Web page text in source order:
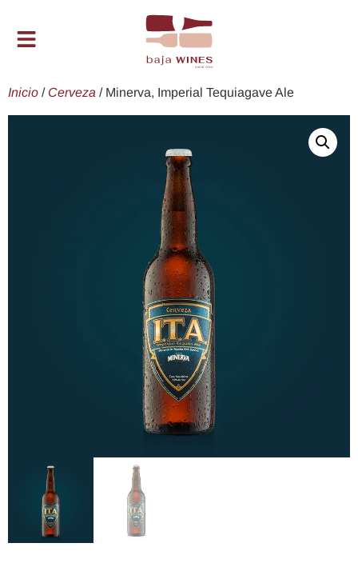
Inicio / Cerveza / Minerva, Imperial Tequiagave Ale